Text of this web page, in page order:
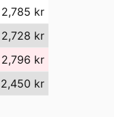
2,785 kr
2,728 kr
2,796 kr
2,450 kr